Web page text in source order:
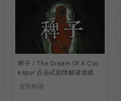
稗子 / The Dream Of A Coc
kspur 点击式剧情解谜游戏
冒险解谜